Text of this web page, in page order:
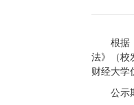
根据
法》（校
财经大学
公示